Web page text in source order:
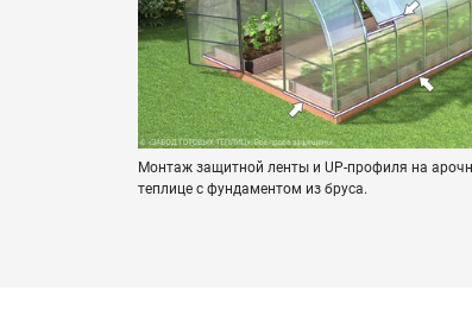
Монтаж защитной ленты и UP-профиля на
теплице с фундаментом из бруса.